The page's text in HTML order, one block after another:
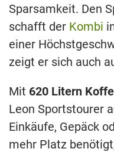
Sparsamkeit. Den
schafft der Kombi
einer
zeigt er sich auch
Mit 620 Litern
Leon Sportstourer
Einkäufe, Gepäck
mehr Platz